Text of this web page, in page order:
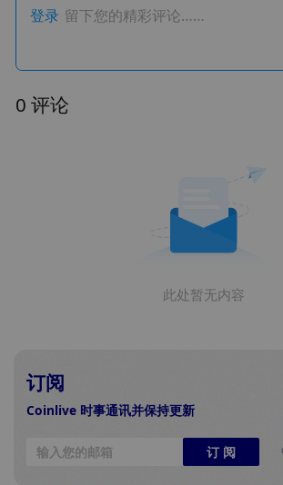
登录 留下您的精彩评论……
0 评论
此处暂无内容
订阅
Coinlive 时事通讯并保持更新
订 阅